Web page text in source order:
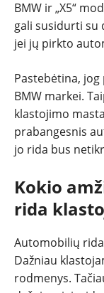
BMW ir „X5“
gali susidurti su
jei jų pirkto
Pastebėtina,
BMW markei.
klastojimo
prabangesnis
jo rida bus
Kokio
rida
Automobilių
Dažniau
rodmenys.